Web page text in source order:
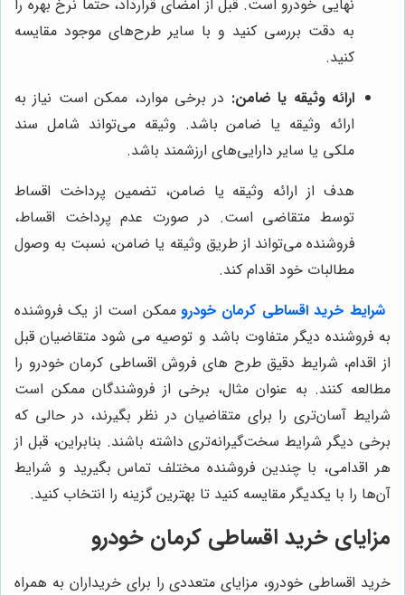
نهایی خودرو است. قبل از امضای قرارداد، حتماً نرخ بهره را
به دقت بررسی کنید و با سایر طرح‌های موجود مقایسه
کنید.
ارائه وثیقه یا ضامن: در برخی موارد، ممکن است نیاز به
ارائه وثیقه یا ضامن باشد. وثیقه می‌تواند شامل سند
ملکی یا سایر دارایی‌های ارزشمند باشد.
هدف از ارائه وثیقه یا ضامن، تضمین پرداخت اقساط
توسط متقاضی است. در صورت عدم پرداخت اقساط،
فروشنده می‌تواند از طریق وثیقه یا ضامن، نسبت به وصول
مطالبات خود اقدام کند.
شرایط خرید اقساطی کرمان خودرو ممکن است از یک فروشنده
به فروشنده دیگر متفاوت باشد و توصیه می شود متقاضیان قبل
از اقدام، شرایط دقیق طرح های فروش اقساطی کرمان خودرو را
مطالعه کنند. به عنوان مثال، برخی از فروشندگان ممکن است
شرایط آسان‌تری را برای متقاضیان در نظر بگیرند، در حالی که
برخی دیگر شرایط سخت‌گیرانه‌تری داشته باشند. بنابراین، قبل از
هر اقدامی، با چندین فروشنده مختلف تماس بگیرید و شرایط
آن‌ها را با یکدیگر مقایسه کنید تا بهترین گزینه را انتخاب کنید.
مزایای خرید اقساطی کرمان خودرو
خرید اقساطی خودرو، مزایای متعددی را برای خریداران به همراه